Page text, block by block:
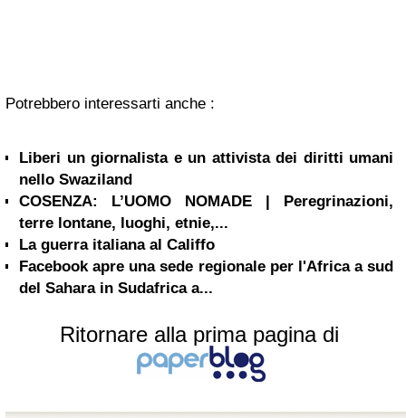
Potrebbero interessarti anche :
Liberi un giornalista e un attivista dei diritti umani
nello Swaziland
COSENZA: L’UOMO NOMADE | Peregrinazioni,
terre lontane, luoghi, etnie,...
La guerra italiana al Califfo
Facebook apre una sede regionale per l'Africa a sud
del Sahara in Sudafrica a...
Ritornare alla prima pagina di